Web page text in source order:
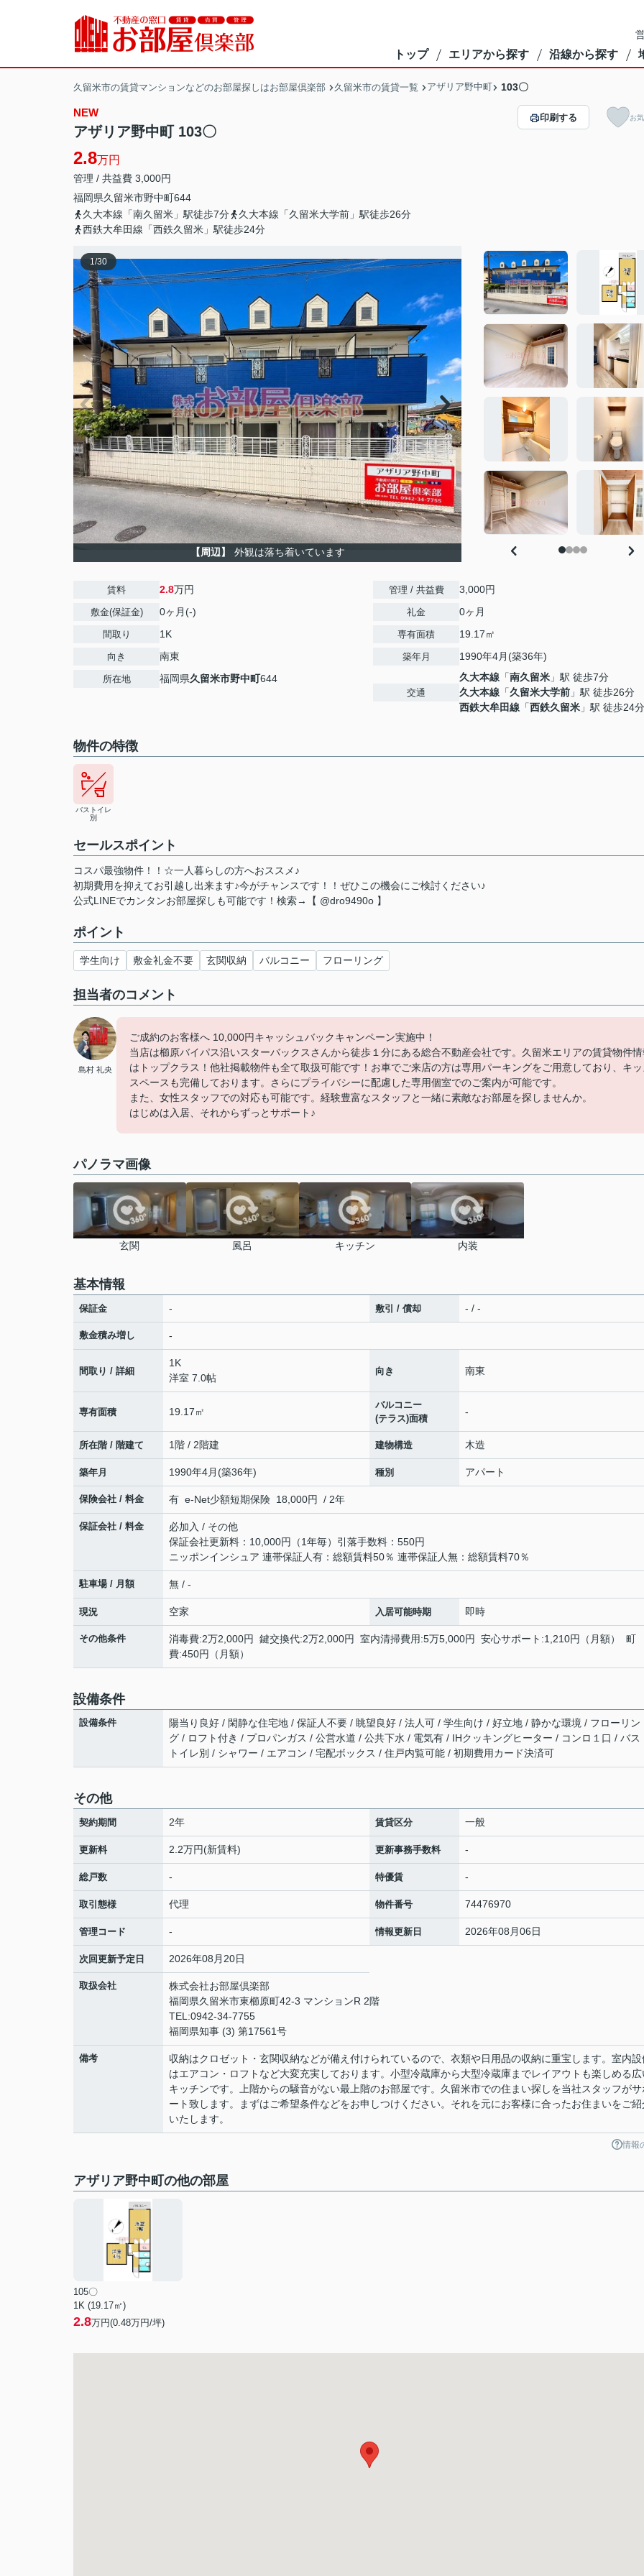
トップ エリアから探す 沿線から探す
久留米市の賃貸マンションなどのお部屋探しはお部屋倶楽部 久留米市の賃貸一覧 アザリア野中町 103〇
NEW
アザリア野中町 103〇
2.8万円
管理 / 共益費 3,000円
福岡県久留米市野中町644
久大本線「南久留米」駅徒歩7分
久大本線「久留米大学前」駅徒歩26分
西鉄大牟田線「西鉄久留米」駅徒歩24分
印刷する お
1/30
【周辺】 外観は落ち着いています
賃料 2.8万円
敷金(保証金) 0ヶ月(-)
間取り 1K
向き 南東
所在地 福岡県久留米市野中町644
管理 / 共益費 3,000円
礼金 0ヶ月
専有面積 19.17㎡
築年月 1990年4月(築36年)
交通
久大本線 「南久留米 」駅 徒歩7分
久大本線 「久留米大学前 」駅 徒歩26分
西鉄大牟田線 「西鉄久留米 」駅 徒歩24分
物件の特徴
バストイレ
別
セールスポイント
コスパ最強物件！！☆一人暮らしの方へおススメ♪
初期費用を抑えてお引越し出来ます♪今がチャンスです！！ぜひこの機会にご検討ください♪
公式LINEでカンタンお部屋探しも可能です！検索→【 @dro9490o 】
ポイント
学生向け 敷金礼金不要 玄関収納 バルコニー フローリング
担当者のコメント
島村 礼央
ご成約のお客様へ 10,000円キャッシュバックキャンペーン実施中！
当店は櫛原バイパス沿いスターバックスさんから徒歩１分にある総合不動産会社です。久留米エリアの賃貸物件
はトップクラス！他社掲載物件も全て取扱可能です！お車でご来店の方は専用パーキングをご用意しており、キ
スペースも完備しております。さらにプライバシーに配慮した専用個室でのご案内が可能です。
また、女性スタッフでの対応も可能です。経験豊富なスタッフと一緒に素敵なお部屋を探しませんか。
はじめは入居、それからずっとサポート♪
パノラマ画像
玄関 風呂 キッチン 内装
基本情報
保証金 - 敷引 / 償却 - / -
敷金積み増し -
間取り / 詳細
1K
洋室 7.0帖
向き 南東
専有面積 19.17㎡
バルコニー
(テラス)面積
-
所在階 / 階建て 1階 / 2階建 建物構造 木造
築年月 1990年4月(築36年) 種別 アパート
保険会社 / 料金 有 e-Net少額短期保険 18,000円 / 2年
保証会社 / 料金
必加入 / その他
保証会社更新料：10,000円（1年毎）引落手数料：550円
ニッポンインシュア 連帯保証人有：総額賃料50％ 連帯保証人無：総額賃料70％
駐車場 / 月額 無 / -
現況 空家 入居可能時期 即時
その他条件
消毒費:2万2,000円 鍵交換代:2万2,000円 室内清掃費用:5万5,000円 安心サポート:1,210円（月額） 町
費:450円（月額）
設備条件
設備条件
陽当り良好 / 閑静な住宅地 / 保証人不要 / 眺望良好 / 法人可 / 学生向け / 好立地 / 静かな環境 / フローリン
グ / ロフト付き / プロパンガス / 公営水道 / 公共下水 / 電気有 / IHクッキングヒーター / コンロ１口 / バス
トイレ別 / シャワー / エアコン / 宅配ボックス / 住戸内覧可能 / 初期費用カード決済可
その他
契約期間 2年 賃貸区分 一般
更新料 2.2万円(新賃料) 更新事務手数料 -
総戸数 - 特優賃 -
取引態様 代理 物件番号 74476970
管理コード - 情報更新日 2026年08月06日
次回更新予定日 2026年08月20日
取扱会社
株式会社お部屋倶楽部
福岡県久留米市東櫛原町42-3 マンションR 2階
TEL:0942-34-7755
福岡県知事 (3) 第17561号
備考
収納はクロゼット・玄関収納などが備え付けられているので、衣類や日用品の収納に重宝します。室内設
はエアコン・ロフトなど大変充実しております。小型冷蔵庫から大型冷蔵庫までレイアウトも楽しめる広
キッチンです。上階からの騒音がない最上階のお部屋です。久留米市での住まい探しを当社スタッフがサ
ート致します。まずはご希望条件などをお申しつけください。それを元にお客様に合ったお住まいをご紹
いたします。
情報
アザリア野中町の他の部屋
105〇
1K (19.17㎡)
2.8万円(0.48万円/坪)